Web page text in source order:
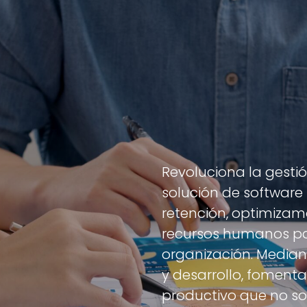
Revoluciona la
solución de software
retención,
recursos humanos
organización.
y desarrollo,
productivo que no